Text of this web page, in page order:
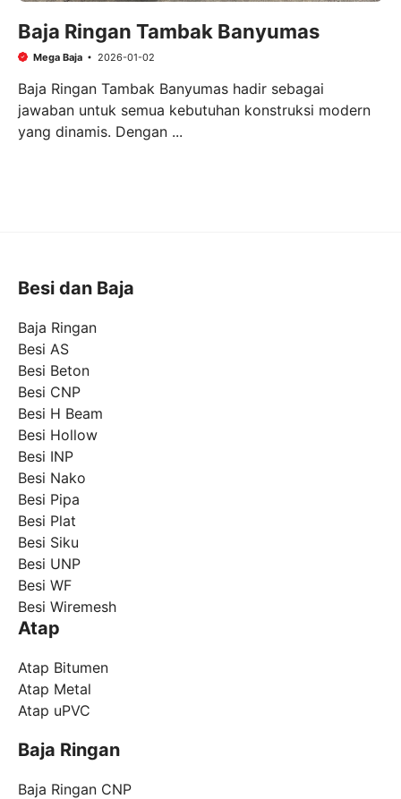
Baja Ringan Tambak Banyumas
Mega Baja 2026-01-02
Baja Ringan Tambak Banyumas hadir sebagai
jawaban untuk semua kebutuhan konstruksi modern
yang dinamis. Dengan ...
Besi dan Baja
Baja Ringan
Besi AS
Besi Beton
Besi CNP
Besi H Beam
Besi Hollow
Besi INP
Besi Nako
Besi Pipa
Besi Plat
Besi Siku
Besi UNP
Besi WF
Besi Wiremesh
Atap
Atap Bitumen
Atap Metal
Atap uPVC
Baja Ringan
Baja Ringan CNP